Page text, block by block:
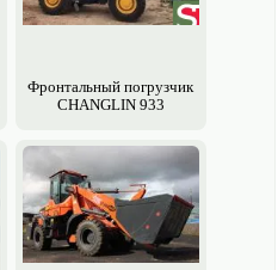
Фронтальный погрузчик
CHANGLIN 933